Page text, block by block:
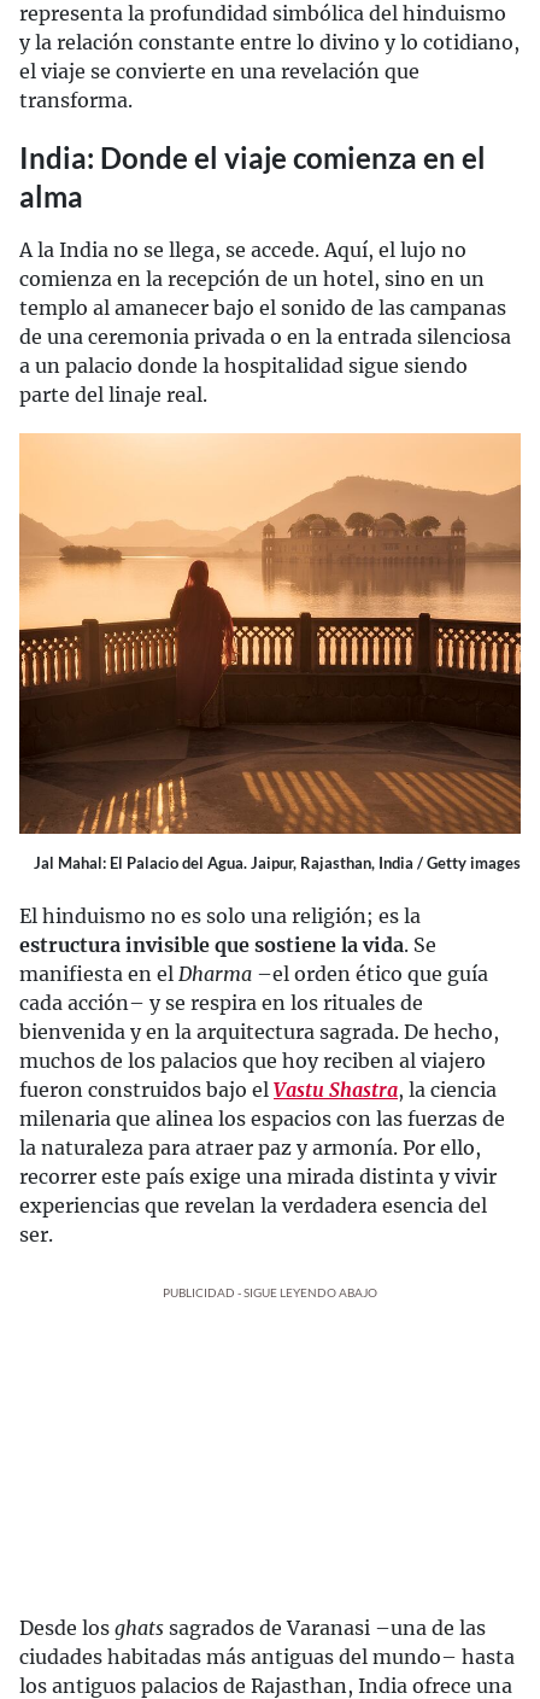
representa la profundidad simbólica del hinduismo
y la relación constante entre lo divino y lo cotidiano,
el viaje se convierte en una revelación que
transforma.
India: Donde el viaje comienza en el
alma
A la India no se llega, se accede. Aquí, el lujo no
comienza en la recepción de un hotel, sino en un
templo al amanecer bajo el sonido de las campanas
de una ceremonia privada o en la entrada silenciosa
a un palacio donde la hospitalidad sigue siendo
parte del linaje real.
Jal Mahal: El Palacio del Agua. Jaipur, Rajasthan, India / Getty images
El hinduismo no es solo una religión; es la
estructura invisible que sostiene la vida. Se
manifiesta en el Dharma –el orden ético que guía
cada acción– y se respira en los rituales de
bienvenida y en la arquitectura sagrada. De hecho,
muchos de los palacios que hoy reciben al viajero
fueron construidos bajo el Vastu Shastra, la ciencia
milenaria que alinea los espacios con las fuerzas de
la naturaleza para atraer paz y armonía. Por ello,
recorrer este país exige una mirada distinta y vivir
experiencias que revelan la verdadera esencia del
ser.
PUBLICIDAD - SIGUE LEYENDO ABAJO
Desde los ghats sagrados de Varanasi –una de las
ciudades habitadas más antiguas del mundo– hasta
los antiguos palacios de Rajasthan, India ofrece una